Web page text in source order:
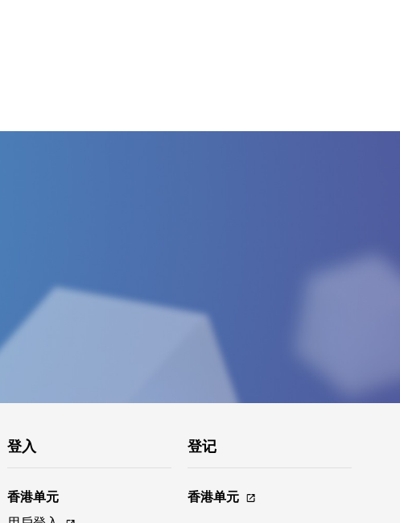
登入
香港单元
登记
香港单元